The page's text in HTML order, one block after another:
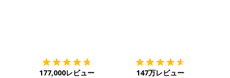
177,000レビュー 147万レビュー